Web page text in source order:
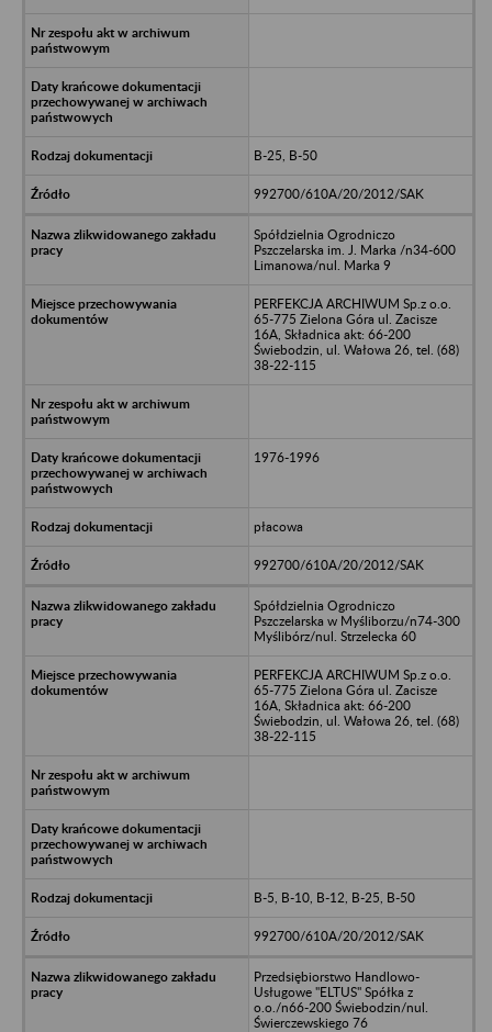
B-25, B-50
992700/610A/20/2012/SAK
Spółdzielnia Ogrodniczo
Pszczelarska im. J. Marka /n34-600
Limanowa/nul. Marka 9
PERFEKCJA ARCHIWUM Sp.z o.o.
65-775 Zielona Góra ul. Zacisze
16A, Składnica akt: 66-200
Świebodzin, ul. Wałowa 26, tel. (68)
38-22-115
1976-1996
płacowa
992700/610A/20/2012/SAK
Spółdzielnia Ogrodniczo
Pszczelarska w Myśliborzu/n74-300
Myślibórz/nul. Strzelecka 60
PERFEKCJA ARCHIWUM Sp.z o.o.
65-775 Zielona Góra ul. Zacisze
16A, Składnica akt: 66-200
Świebodzin, ul. Wałowa 26, tel. (68)
38-22-115
B-5, B-10, B-12, B-25, B-50
992700/610A/20/2012/SAK
Przedsiębiorstwo Handlowo-
Usługowe "ELTUS" Spółka z
o.o./n66-200 Świebodzin/nul.
Świerczewskiego 76